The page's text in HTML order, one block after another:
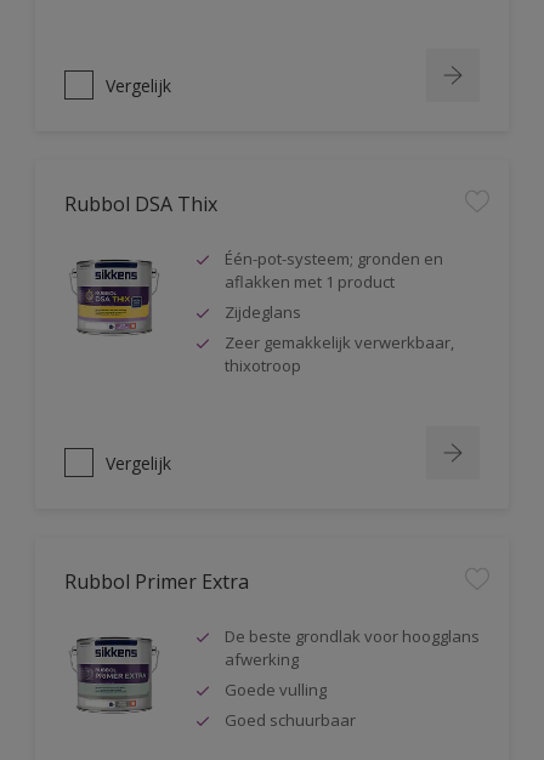
Vergelijk
Rubbol DSA Thix
Één-pot-systeem; gronden en
aflakken met 1 product
Zijdeglans
Zeer gemakkelijk verwerkbaar,
thixotroop
Vergelijk
Rubbol Primer Extra
De beste grondlak voor hoogglans
afwerking
Goede vulling
Goed schuurbaar